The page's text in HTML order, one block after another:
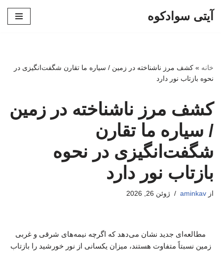
آیتی سوادکوه
خانه » کشف مرز ناشناخته در زمین / سیاره ما تقارن شگفت‌انگیزی در
نحوه بازتاب نور دارد
کشف مرز ناشناخته در زمین
/ سیاره ما تقارن
شگفت‌انگیزی در نحوه
بازتاب نور دارد
از aminkav ژوئن 26, 2026
مطالعه‌ای جدید نشان می‌دهد که اگرچه نیمه‌های شرقی و غربی
زمین نسبتاً متفاوت هستند، میزان یکسانی از نور خورشید را بازتاب